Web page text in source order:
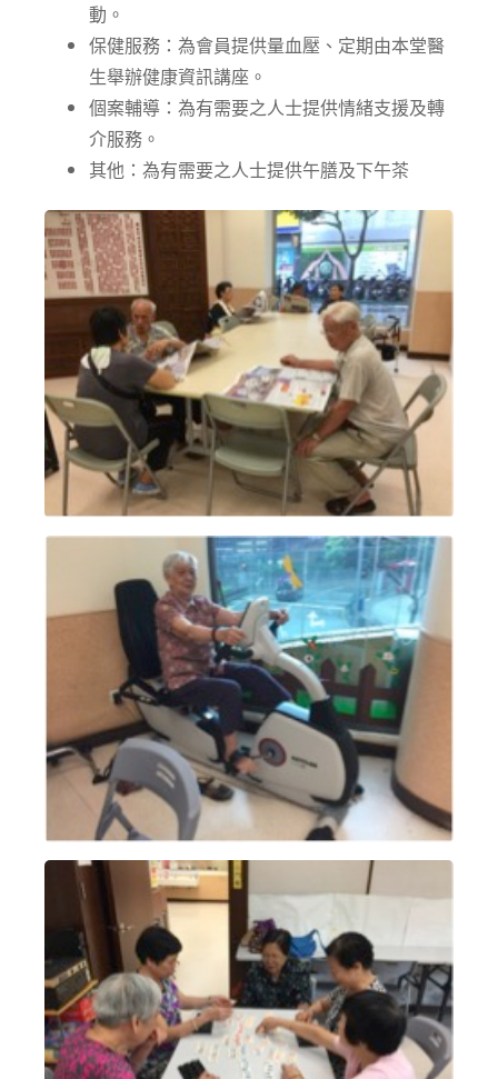
動。
保健服務：為會員提供量血壓、定期由本堂醫
生舉辦健康資訊講座。
個案輔導：為有需要之人士提供情緒支援及轉
介服務。
其他：為有需要之人士提供午膳及下午茶